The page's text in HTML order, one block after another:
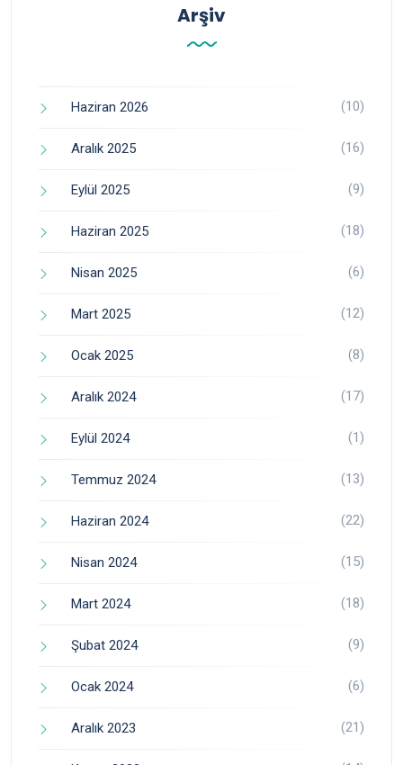
Arşiv
Haziran 2026 (10)
Aralık 2025 (16)
Eylül 2025 (9)
Haziran 2025 (18)
Nisan 2025 (6)
Mart 2025 (12)
Ocak 2025 (8)
Aralık 2024 (17)
Eylül 2024 (1)
Temmuz 2024 (13)
Haziran 2024 (22)
Nisan 2024 (15)
Mart 2024 (18)
Şubat 2024 (9)
Ocak 2024 (6)
Aralık 2023 (21)